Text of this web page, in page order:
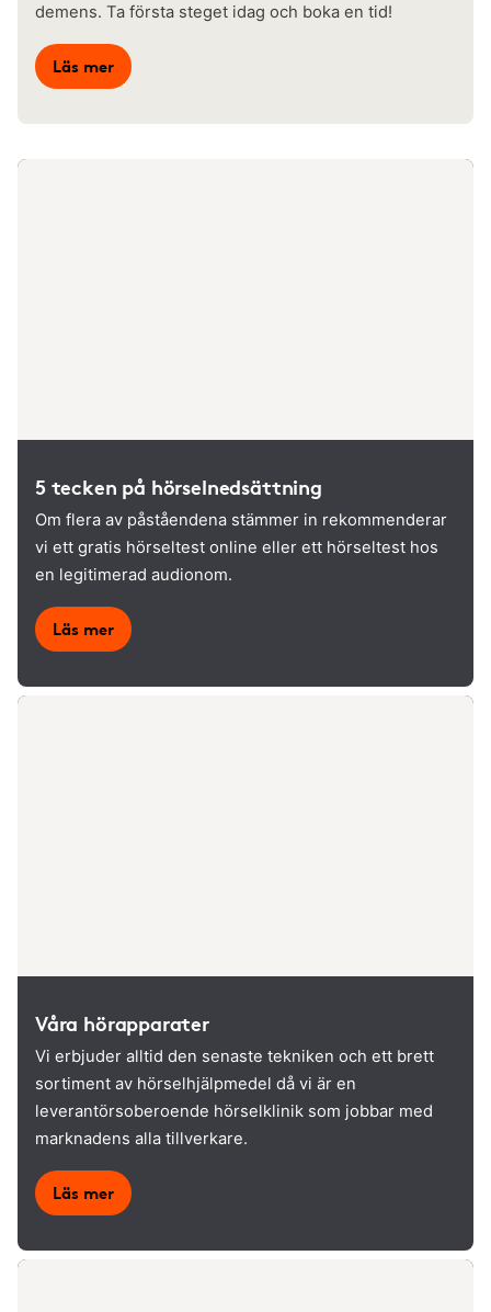
demens. Ta första steget idag och boka en tid!
Läs mer
5 tecken på hörselnedsättning
Om flera av påståendena stämmer in rekommenderar
vi ett gratis hörseltest online eller ett hörseltest hos
en legitimerad audionom.
Läs mer
Våra hörapparater
Vi erbjuder alltid den senaste tekniken och ett brett
sortiment av hörselhjälpmedel då vi är en
leverantörsoberoende hörselklinik som jobbar med
marknadens alla tillverkare.
Läs mer